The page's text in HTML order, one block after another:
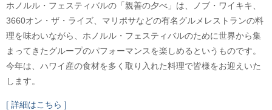
ホノルル・フェスティバルの「親善の夕べ」は、ノブ・ワイキキ、
3660オン・ザ・ライズ、マリポサなどの有名グルメレストランの料
理を味わいながら、ホノルル・フェスティバルのために世界から集
まってきたグループのパフォーマンスを楽しめるというものです。
今年は、ハワイ産の食材を多く取り入れた料理で皆様をお迎えいた
します。
[ 詳細はこちら ]